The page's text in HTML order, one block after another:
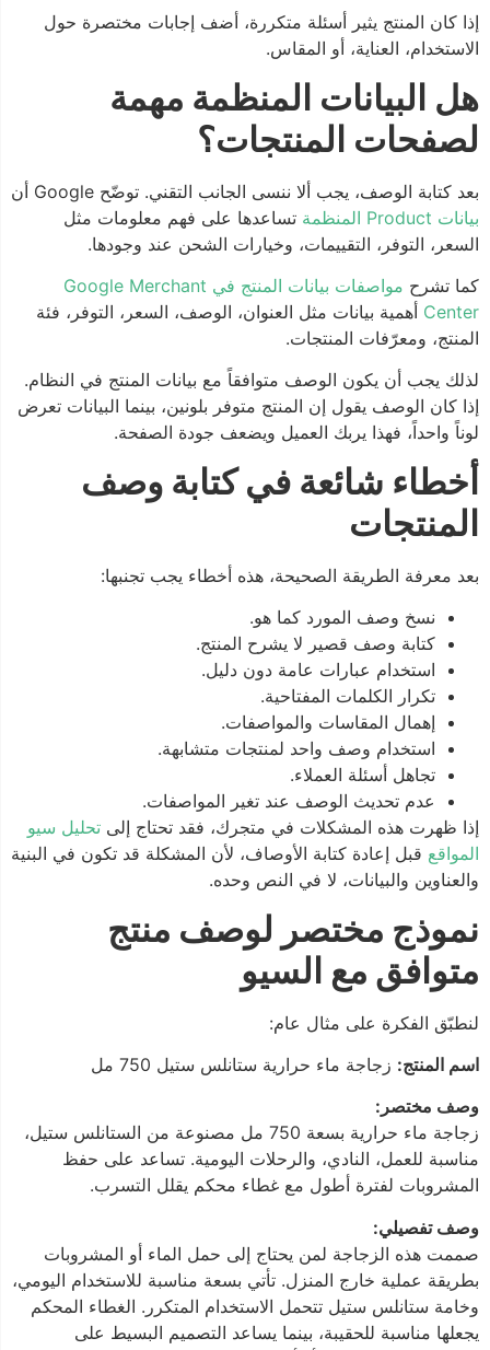
إذا كان المنتج يثير أسئلة متكررة، أضف إجابات مختصرة حول
الاستخدام، العناية، أو المقاس.
هل البيانات المنظمة مهمة
لصفحات المنتجات؟
بعد كتابة الوصف، يجب ألا ننسى الجانب التقني. توضّح Google أن
بيانات Product المنظمة
تساعدها على فهم معلومات مثل
السعر، التوفر، التقييمات، وخيارات الشحن عند وجودها.
كما تشرح
مواصفات بيانات المنتج في Google Merchant
Centerأهمية بيانات مثل العنوان، الوصف، السعر، التوفر، فئة
المنتج، ومعرّفات المنتجات.
لذلك يجب أن يكون الوصف متوافقاً مع بيانات المنتج في النظام.
إذا كان الوصف يقول إن المنتج متوفر بلونين، بينما البيانات تعرض
لوناً واحداً، فهذا يربك العميل ويضعف جودة الصفحة.
أخطاء شائعة في كتابة وصف
المنتجات
بعد معرفة الطريقة الصحيحة، هذه أخطاء يجب تجنبها:
نسخ وصف المورد كما هو.
كتابة وصف قصير لا يشرح المنتج.
استخدام عبارات عامة دون دليل.
تكرار الكلمات المفتاحية.
إهمال المقاسات والمواصفات.
استخدام وصف واحد لمنتجات متشابهة.
تجاهل أسئلة العملاء.
عدم تحديث الوصف عند تغير المواصفات.
إذا ظهرت هذه المشكلات في متجرك، فقد تحتاج إلى
تحليل سيو
المواقعقبل إعادة كتابة الأوصاف، لأن المشكلة قد تكون في البنية
والعناوين والبيانات، لا في النص وحده.
نموذج مختصر لوصف منتج
متوافق مع السيو
لنطبّق الفكرة على مثال عام:
اسم المنتج:زجاجة ماء حرارية ستانلس ستيل 750 مل
وصف مختصر:
زجاجة ماء حرارية بسعة 750 مل مصنوعة من الستانلس ستيل،
مناسبة للعمل، النادي، والرحلات اليومية. تساعد على حفظ
المشروبات لفترة أطول مع غطاء محكم يقلل التسرب.
وصف تفصيلي:
صممت هذه الزجاجة لمن يحتاج إلى حمل الماء أو المشروبات
بطريقة عملية خارج المنزل. تأتي بسعة مناسبة للاستخدام اليومي،
وخامة ستانلس ستيل تتحمل الاستخدام المتكرر. الغطاء المحكم
يجعلها مناسبة للحقيبة، بينما يساعد التصميم البسيط على